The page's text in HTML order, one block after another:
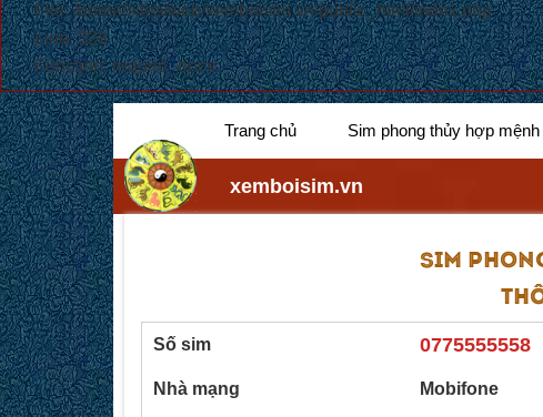
File: /home/sites/web/xemboisim.vn/public_html/index.php
Line: 328
Function: require_once
Trang chủ Sim phong thủy hợp mệnh
xemboisim.vn
SIM
Số sim 0775555558
Nhà mạng Mobifone